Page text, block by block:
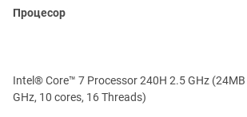
Процесор
Intel® Core™ 7 Processor 240H 2.5 GHz
GHz, 10 cores, 16 Threads)